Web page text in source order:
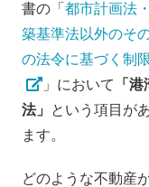
書の「 都市計画法
築基準法以外のそ
の法令に基づく制
」において
「港
法」
という項目が
ます。
どのような不動産